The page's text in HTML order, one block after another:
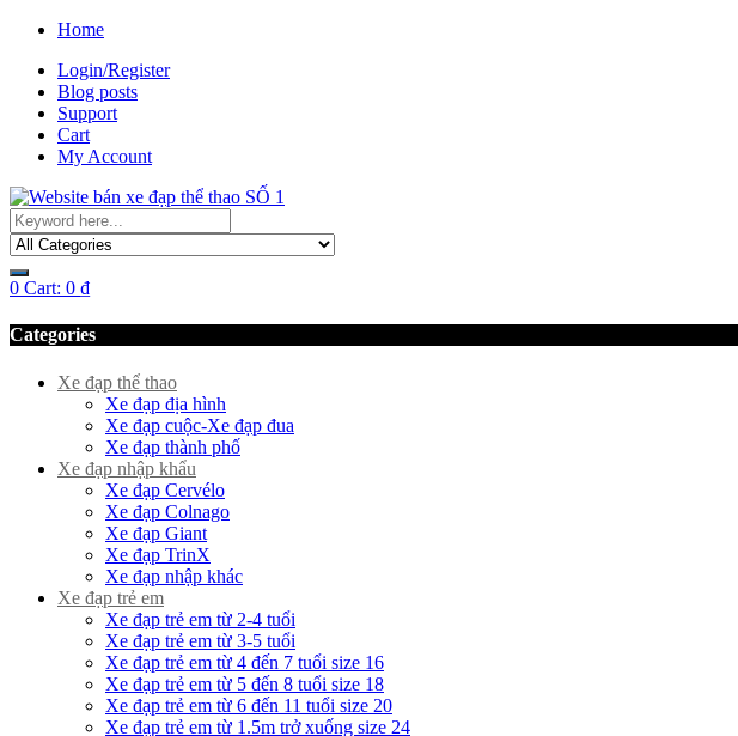
Home
Login/Register
Blog posts
Support
Cart
My Account
0 Cart: 0 ₫
Categories
Xe đạp thể thao
Xe đạp địa hình
Xe đạp cuộc-Xe đạp đua
Xe đạp thành phố
Xe đạp nhập khẩu
Xe đạp Cervélo
Xe đạp Colnago
Xe đạp Giant
Xe đạp TrinX
Xe đạp nhập khác
Xe đạp trẻ em
Xe đạp trẻ em từ 2-4 tuổi
Xe đạp trẻ em từ 3-5 tuổi
Xe đạp trẻ em từ 4 đến 7 tuổi size 16
Xe đạp trẻ em từ 5 đến 8 tuổi size 18
Xe đạp trẻ em từ 6 đến 11 tuổi size 20
Xe đạp trẻ em từ 1.5m trở xuống size 24